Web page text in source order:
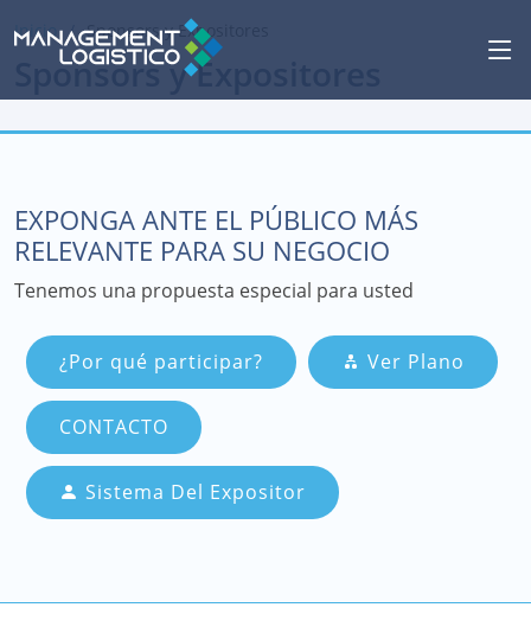
Inicio Sponsors y Expositores
Sponsors y Expositores
EXPONGA ANTE EL PÚBLICO MÁS
RELEVANTE PARA SU NEGOCIO
Tenemos una propuesta especial para usted
¿Por qué participar? Ver Plano
CONTACTO
Sistema Del Expositor